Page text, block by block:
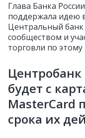
Глава Банка
поддержала идею
Центральный банк
сообществом и
торговли по этому
будет с
MasterCard
срока их